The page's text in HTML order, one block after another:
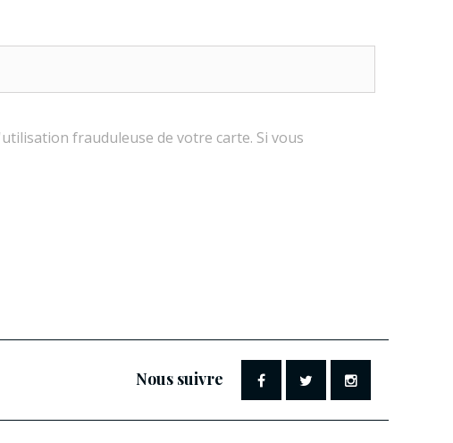
frauduleuse de votre carte. Si vous
Nous suivre